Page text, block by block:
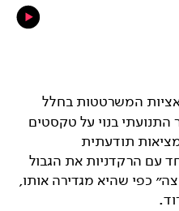
המשרטטות בחלל
בנוי על טקסטים
תודעתית
עם הרקדניות את הגבול
כפי שהיא מגדירה אותו,
.